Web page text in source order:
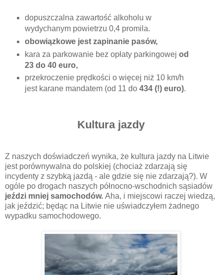
dopuszczalna zawartość alkoholu w
wydychanym powietrzu 0,4 promila.
obowiązkowe jest zapinanie pasów,
kara za parkowanie bez opłaty parkingowej od
23 do 40 euro,
przekroczenie prędkości o więcej niż 10 km/h
jest karane mandatem (od 11 do 434 (!) euro).
Kultura jazdy
Z naszych doświadczeń wynika, że kultura jazdy na Litwie
jest porównywalna do polskiej (chociaż zdarzają się
incydenty z szybką jazdą - ale gdzie się nie zdarzają?). W
ogóle po drogach naszych północno-wschodnich sąsiadów
jeździ mniej samochodów. Aha, i miejscowi raczej wiedzą,
jak jeździć; będąc na Litwie nie uświadczyłem żadnego
wypadku samochodowego.